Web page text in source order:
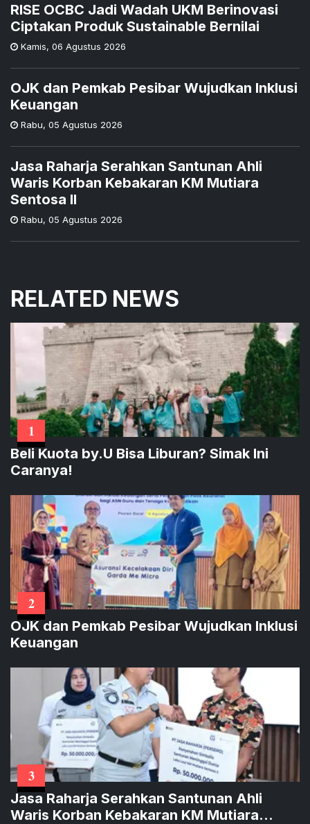
RISE OCBC Jadi Wadah UKM Berinovasi
Ciptakan Produk Sustainable Bernilai
Kamis, 06 Agustus 2026
OJK dan Pemkab Pesibar Wujudkan Inklusi
Keuangan
Rabu, 05 Agustus 2026
Jasa Raharja Serahkan Santunan Ahli
Waris Korban Kebakaran KM Mutiara
Sentosa II
Rabu, 05 Agustus 2026
RELATED NEWS
1
Beli Kuota by.U Bisa Liburan? Simak Ini
Caranya!
2
OJK dan Pemkab Pesibar Wujudkan Inklusi
Keuangan
3
Jasa Raharja Serahkan Santunan Ahli
Waris Korban Kebakaran KM Mutiara